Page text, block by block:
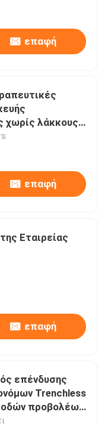
επαφή
χωρίς λάκκους
ζωής
επαφή
Εταιρείας
επαφή
επένδυσης
Trenchless
προβολέων